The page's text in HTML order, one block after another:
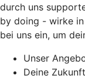
durch uns
by doing - wirke
bei uns ein, um
Unser
Deine Zukunft